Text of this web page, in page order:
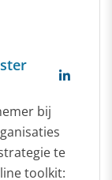
bij
te
toolkit: